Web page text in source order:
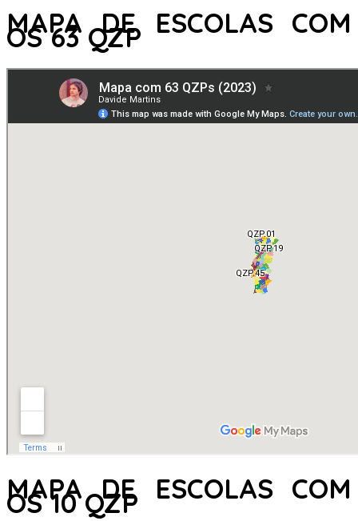
MAPA DE ESCOLAS COM
OS 63 QZP
MAPA DE ESCOLAS COM
OS 10 QZP